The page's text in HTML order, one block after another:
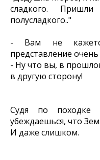
сладкого.
полусладкого.."
- Вам не
представление
- Ну что вы, в
в другую сторону!
Судя по походке
убеждаешься, что
И даже слишком.